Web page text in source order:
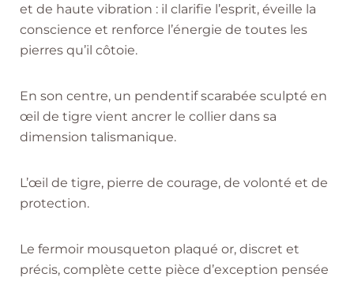
et de haute vibration : il clarifie l’esprit, éveille la
conscience et renforce l’énergie de toutes les
pierres qu’il côtoie.
En son centre, un pendentif scarabée sculpté en
œil de tigre vient ancrer le collier dans sa
dimension talismanique.
L’œil de tigre, pierre de courage, de volonté et de
protection.
Le fermoir mousqueton plaqué or, discret et
précis, complète cette pièce d’exception pensée